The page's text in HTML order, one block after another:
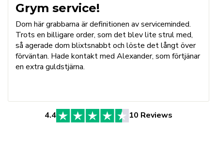
4.4 10 Reviews
Grym service!
Dom här grabbarna är definitionen av serviceminded.
Trots en billigare order, som det blev lite strul med,
så agerade dom blixtsnabbt och löste det långt över
förväntan. Hade kontakt med Alexander, som förtjänar
en extra guldstjärna.